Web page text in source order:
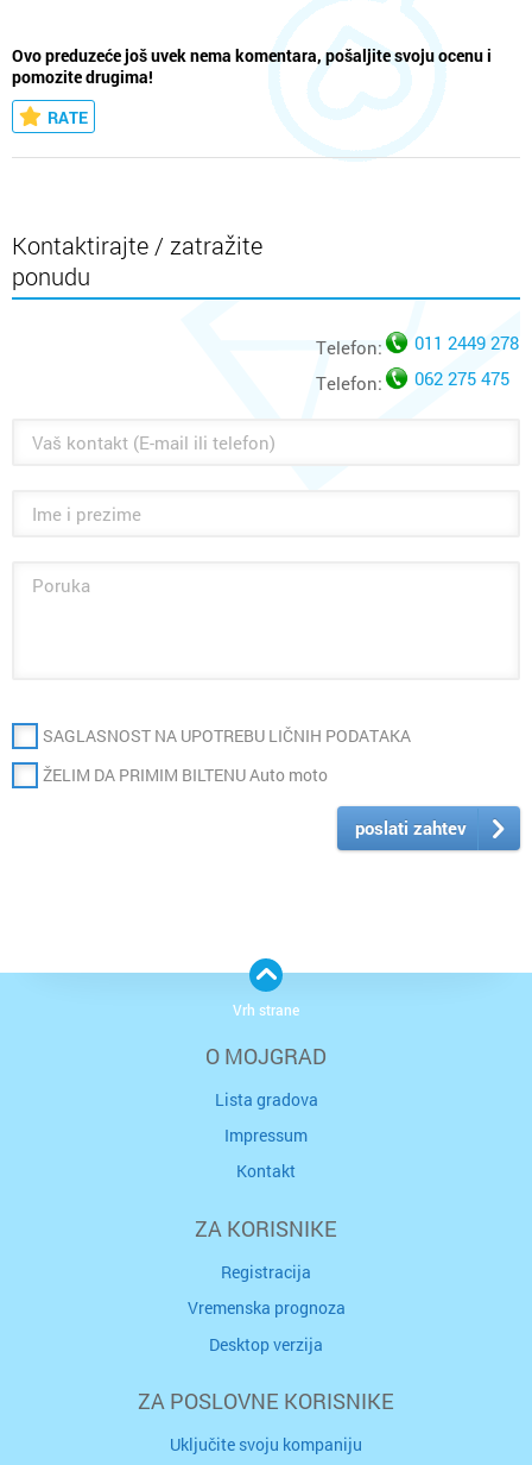
Ovo preduzeće još uvek nema komentara, pošaljite svoju ocenu i
pomozite drugima!
RATE
Kontaktirajte / zatražite
ponudu
Telefon:
011 2449 278
Telefon:
062 275 475
SAGLASNOST NA UPOTREBU LIČNIH PODATAKA
ŽELIM DA PRIMIM BILTENU Auto moto
poslati zahtev
O MOJGRAD
Lista gradova
Impressum
Kontakt
ZA KORISNIKE
Registracija
Vremenska prognoza
Desktop verzija
ZA POSLOVNE KORISNIKE
Uključite svoju kompaniju
Vrh strane